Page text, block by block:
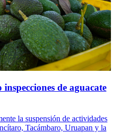
de aguacate
la suspensión de actividades
Tacámbaro, Uruapan y la